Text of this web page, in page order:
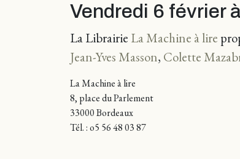
Vendredi 6 février
La Librairie La Machine à lire
Jean-Yves Masson, Colette
La Machine à lire
8, place du Parlement
33000 Bordeaux
Tél. : o5 56 48 03 87